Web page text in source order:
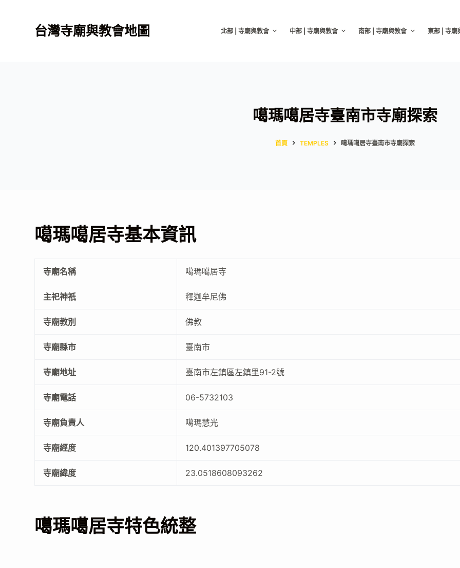
台灣寺廟與教會地圖 北部 | 寺廟與教會 中部 | 寺廟與教會 南部 | 寺廟與教會 東部 | 寺廟
噶瑪噶居寺臺南市寺廟探索
首頁 TEMPLES 噶瑪噶居寺臺南市寺廟探索
噶瑪噶居寺基本資訊
寺廟名稱 噶瑪噶居寺
主祀神祇 釋迦牟尼佛
寺廟教別 佛教
寺廟縣市 臺南市
寺廟地址 臺南市左鎮區左鎮里91-2號
寺廟電話 06-5732103
寺廟負責人 噶瑪慧光
寺廟經度 120.401397705078
寺廟緯度 23.0518608093262
噶瑪噶居寺特色統整